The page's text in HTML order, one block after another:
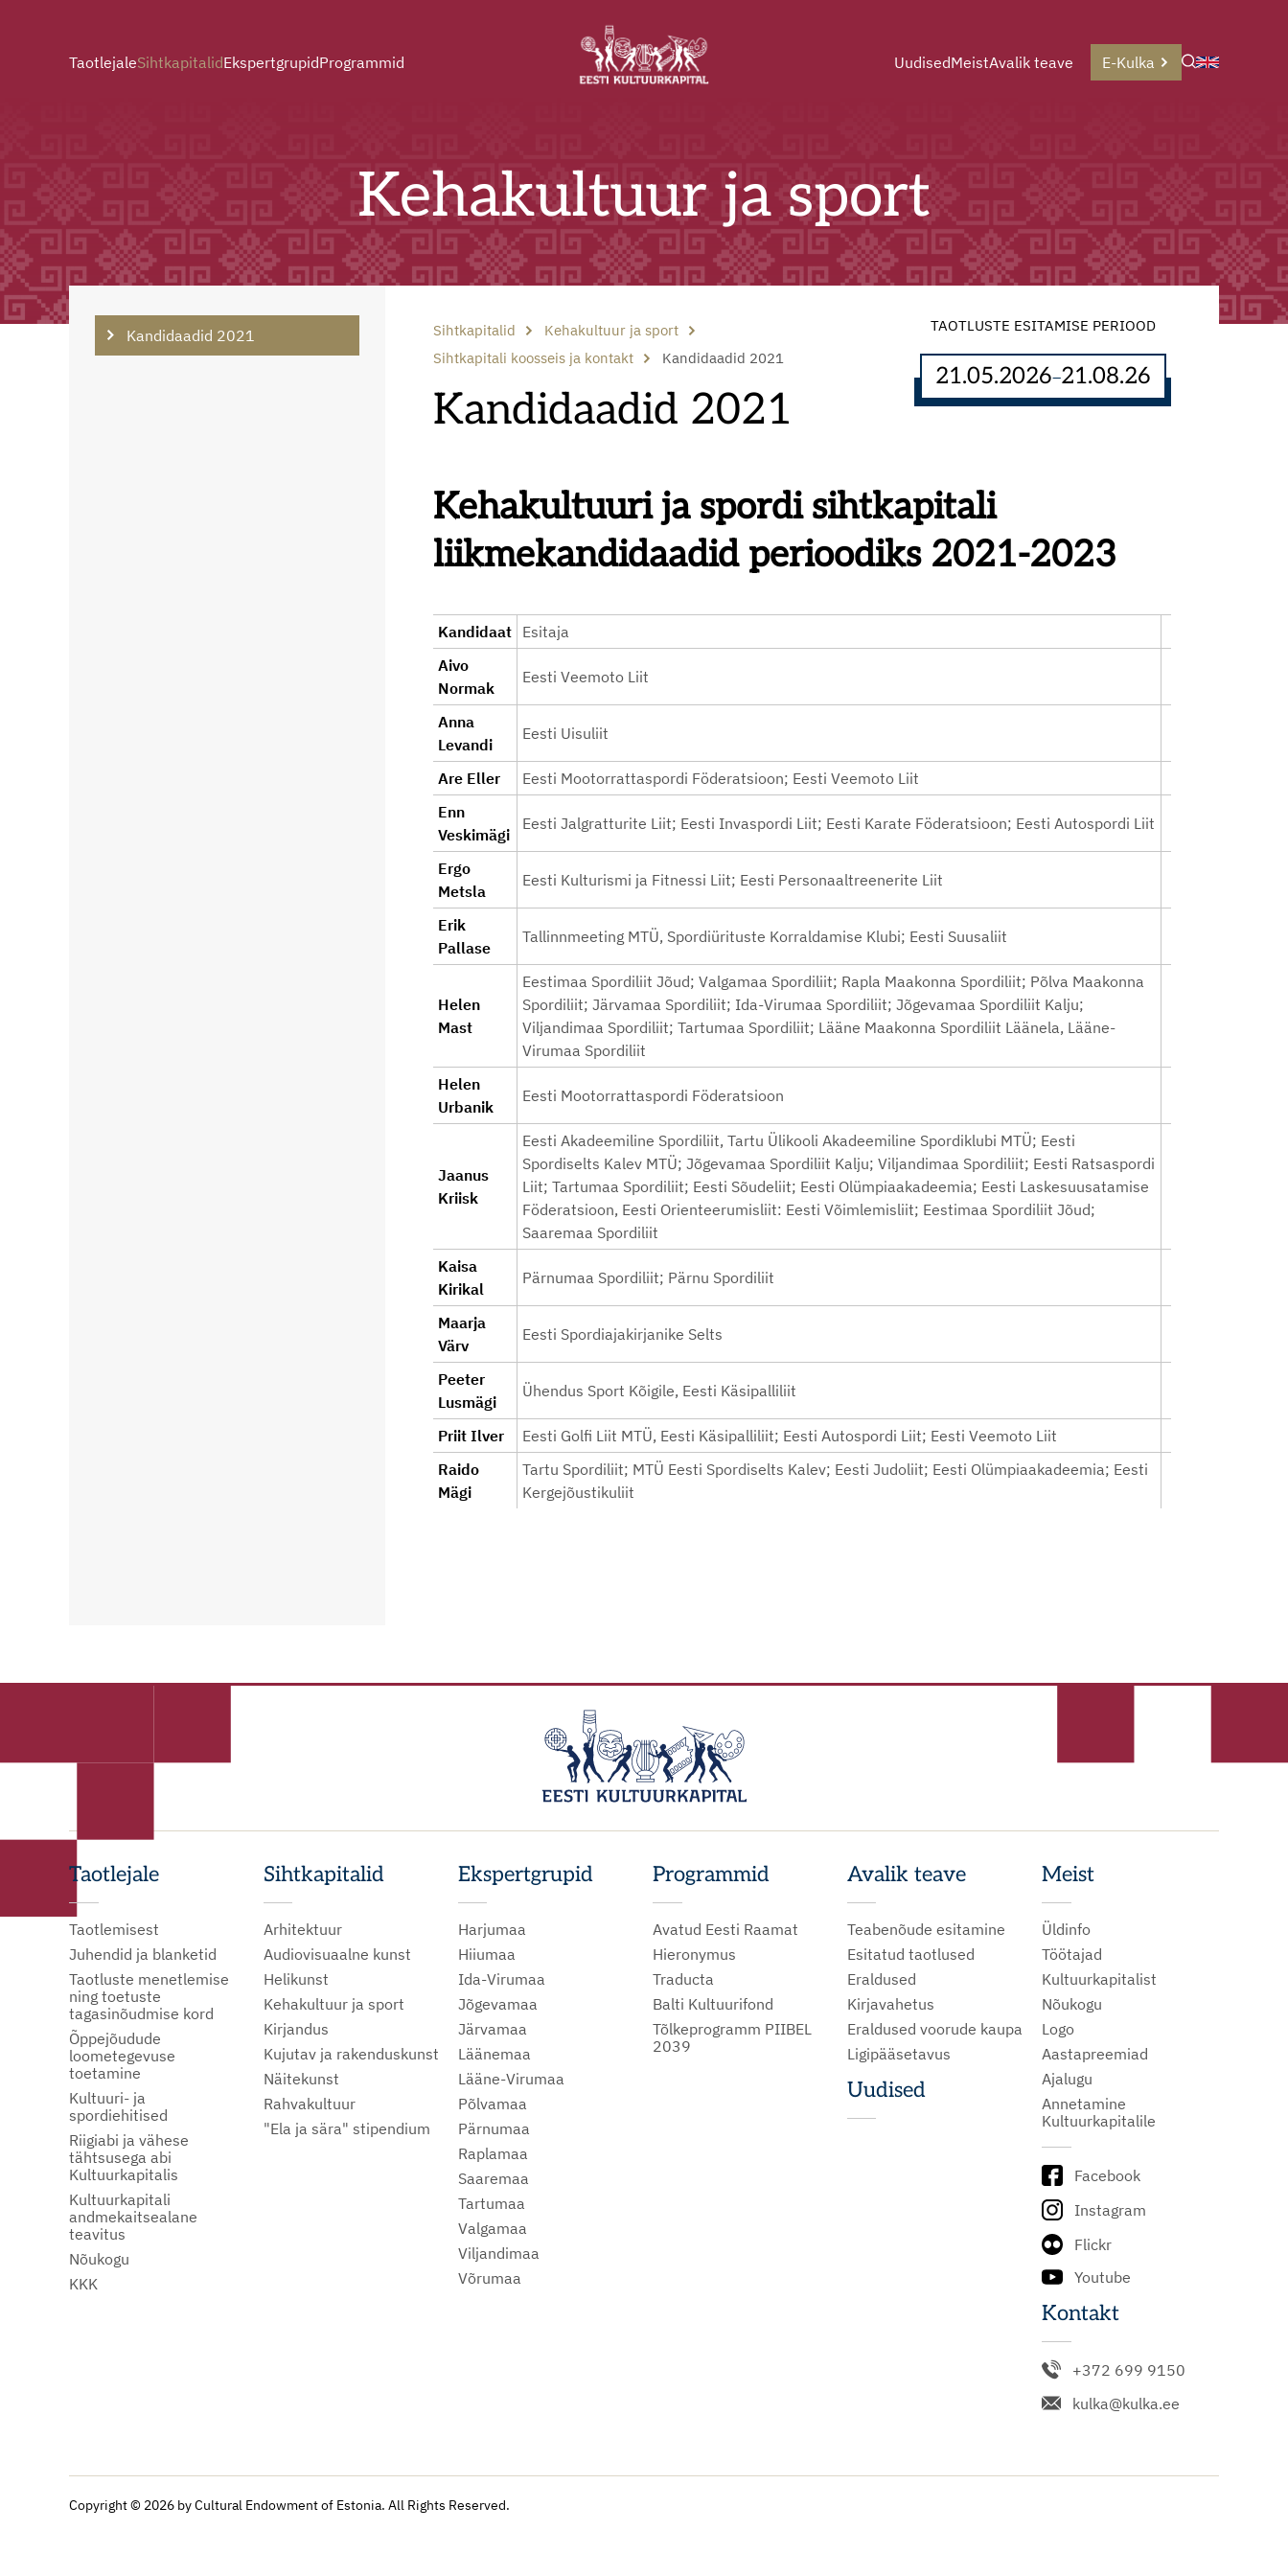
TaotlejaleSihtkapitalidEkspertgrupidProgrammid UudisedMeistAvalik teave E-Kulka
Kehakultuur ja sport
Kandidaadid 2021 Sihtkapitalid
Kehakultuur ja sport
Sihtkapitali koosseis ja kontakt
Kandidaadid 2021
Kandidaadid 2021
TAOTLUSTE ESITAMISE PERIOOD
21.05.2026–21.08.26
Kehakultuuri ja spordi sihtkapitali
liikmekandidaadid perioodiks 2021-2023
Kandidaat Esitaja
Aivo
Normak
Eesti Veemoto Liit
Anna
Levandi
Eesti Uisuliit
Are Eller
Eesti Mootorrattaspordi Föderatsioon; Eesti Veemoto Liit
Enn
Veskimägi
Eesti Jalgratturite Liit; Eesti Invaspordi Liit; Eesti Karate Föderatsioon; Eesti Autospordi Liit
Ergo
Metsla
Eesti Kulturismi ja Fitnessi Liit; Eesti Personaaltreenerite Liit
Erik
Pallase
Tallinnmeeting MTÜ, Spordiürituste Korraldamise Klubi; Eesti Suusaliit
Helen
Mast
Eestimaa Spordiliit Jõud; Valgamaa Spordiliit; Rapla Maakonna Spordiliit; Põlva Maakonna
Spordiliit; Järvamaa Spordiliit; Ida-Virumaa Spordiliit; Jõgevamaa Spordiliit Kalju;
Viljandimaa Spordiliit; Tartumaa Spordiliit; Lääne Maakonna Spordiliit Läänela, Lääne-
Virumaa Spordiliit
Helen
Urbanik
Eesti Mootorrattaspordi Föderatsioon
Jaanus
Kriisk
Eesti Akadeemiline Spordiliit, Tartu Ülikooli Akadeemiline Spordiklubi MTÜ; Eesti
Spordiselts Kalev MTÜ; Jõgevamaa Spordiliit Kalju; Viljandimaa Spordiliit; Eesti Ratsaspordi
Liit; Tartumaa Spordiliit; Eesti Sõudeliit; Eesti Olümpiaakadeemia; Eesti Laskesuusatamise
Föderatsioon, Eesti Orienteerumisliit: Eesti Võimlemisliit; Eestimaa Spordiliit Jõud;
Saaremaa Spordiliit
Kaisa
Kirikal
Pärnumaa Spordiliit; Pärnu Spordiliit
Maarja
Värv
Eesti Spordiajakirjanike Selts
Peeter
Lusmägi
Ühendus Sport Kõigile, Eesti Käsipalliliit
Priit Ilver
Eesti Golfi Liit MTÜ, Eesti Käsipalliliit; Eesti Autospordi Liit; Eesti Veemoto Liit
Raido
Mägi
Tartu Spordiliit; MTÜ Eesti Spordiselts Kalev; Eesti Judoliit; Eesti Olümpiaakadeemia; Eesti
Kergejõustikuliit
Taotlejale
Taotlemisest
Juhendid ja blanketid
Taotluste menetlemise
ning toetuste
tagasinõudmise kord
Õppejõudude
loometegevuse
toetamine
Kultuuri- ja
spordiehitised
Riigiabi ja vähese
tähtsusega abi
Kultuurkapitalis
Kultuurkapitali
andmekaitsealane
teavitus
Nõukogu
KKK
Sihtkapitalid
Arhitektuur
Audiovisuaalne kunst
Helikunst
Kehakultuur ja sport
Kirjandus
Kujutav ja rakenduskunst
Näitekunst
Rahvakultuur
"Ela ja sära" stipendium
Ekspertgrupid
Harjumaa
Hiiumaa
Ida-Virumaa
Jõgevamaa
Järvamaa
Läänemaa
Lääne-Virumaa
Põlvamaa
Pärnumaa
Raplamaa
Saaremaa
Tartumaa
Valgamaa
Viljandimaa
Võrumaa
Programmid
Avatud Eesti Raamat
Hieronymus
Traducta
Balti Kultuurifond
Tõlkeprogramm PIIBEL
2039
Avalik teave
Teabenõude esitamine
Esitatud taotlused
Eraldused
Kirjavahetus
Eraldused voorude kaupa
Ligipääsetavus
Uudised
Meist
Üldinfo
Töötajad
Kultuurkapitalist
Nõukogu
Logo
Aastapreemiad
Ajalugu
Annetamine
Kultuurkapitalile
Facebook
Instagram
Flickr
Youtube
Kontakt
+372 699 9150
kulka@kulka.ee
Copyright © 2026 by Cultural Endowment of Estonia. All Rights Reserved.